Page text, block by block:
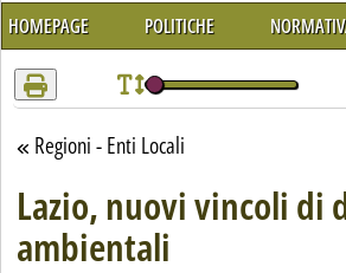
HOMEPAGE POLITICHE
Torna alla sezione
Regioni - Enti Locali
Lazio, nuovi vincoli di
ambientali